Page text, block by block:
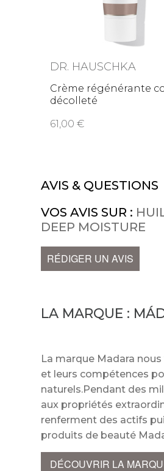
DR. HAUSCHKA
Crème régénérante
décolleté
61,00
AVIS & QUESTIONS
VOS AVIS SUR :
DEEP MOISTURE
RÉDIGER UN AVIS
LA MARQUE :
La marque Madara
et leurs compétences
naturels.Pendant des
aux propriétés
renferment des actifs
produits de beauté
DÉCOUVRIR LA